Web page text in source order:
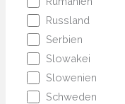
Russland
Serbien
Slowakei
Slowenien
Schweden